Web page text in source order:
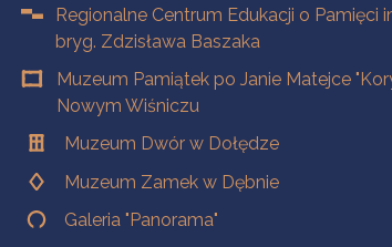
Regionalne Centrum Edukacji o Pamięci
bryg. Zdzisława Baszaka
Muzeum Pamiątek po Janie Matejce
Nowym Wiśniczu
Muzeum Dwór w Dołędze
Muzeum Zamek w Dębnie
Galeria "Panorama"